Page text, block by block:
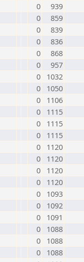
0
939
0
859
0
839
0
836
0
868
0
957
0
1032
0
1050
0
1106
0
1115
0
1115
0
1115
0
1120
0
1120
0
1120
0
1120
0
1093
0
1092
0
1091
0
1088
0
1088
0
1088